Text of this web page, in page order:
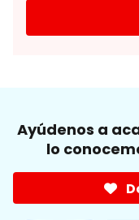
Ayúdenos a
lo